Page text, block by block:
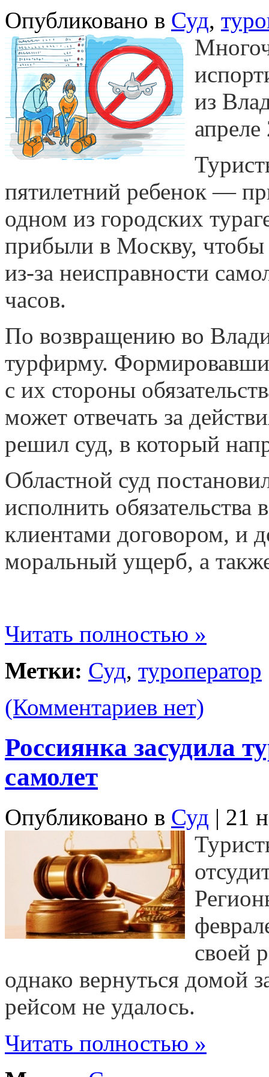
Опубликовано в Суд,
из
апреле
пятилетний ребенок —
одном из городских
прибыли в Москву, чтобы
из-за неисправности
часов.
По возвращению во
турфирму.
с их стороны
может отвечать за
решил суд, в который
Областной суд
исполнить
клиентами договором, и
моральный ущерб, а
Читать полностью »
Метки: Суд, туроператор
(Комментариев нет)
Россиянка засудила
самолет
Опубликовано в Суд | 21
своей
однако вернуться домой
рейсом не удалось.
Читать полностью »